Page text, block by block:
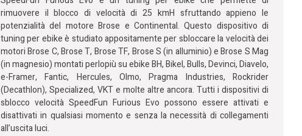
rimuovere il blocco di velocità di 25 kmH sfruttando appieno le
potenzialità del motore Brose e Continental. Questo dispositivo di
tuning per ebike è studiato appositamente per sbloccare la velocità dei
motori Brose C, Brose T, Brose TF, Brose S (in alluminio) e Brose S Mag
(in magnesio) montati perlopiù su ebike BH, Bikel, Bulls, Devinci, Diavelo,
e-Framer, Fantic, Hercules, Olmo, Pragma Industries, Rockrider
(Decathlon), Specialized, VKT e molte altre ancora. Tutti i dispositivi di
sblocco velocità SpeedFun Furious Evo possono essere attivati e
disattivati in qualsiasi momento e senza la necessità di collegamenti
all’uscita luci.